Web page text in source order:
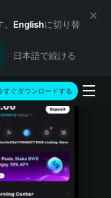
Englishに切り替
日本語で続ける
すぐダウンロードする